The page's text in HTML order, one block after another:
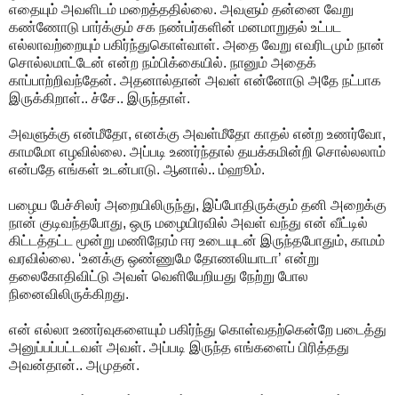
எதையும் அவளிடம் மறைத்ததில்லை. அவளும் தன்னை வேறு
கண்ணோடு பார்க்கும் சக நண்பர்களின் மனமாறுதல் உட்பட
எல்லாவற்றையும் பகிர்ந்துகொள்வாள். அதை வேறு எவரிடமும் நான்
சொல்லமாட்டேன் என்ற நம்பிக்கையில். நானும் அதைக்
காப்பாற்றிவந்தேன். அதனால்தான் அவள் என்னோடு அதே நட்பாக
இருக்கிறாள்.. ச்சே.. இருந்தாள்.
அவளுக்கு என்மீதோ, எனக்கு அவள்மீதோ காதல் என்ற உணர்வோ,
காமமோ எழவில்லை. அப்படி உணர்ந்தால் தயக்கமின்றி சொல்லலாம்
என்பதே எங்கள் உடன்பாடு. ஆனால்.. ம்ஹூம்.
பழைய பேச்சிலர் அறையிலிருந்து, இப்போதிருக்கும் தனி அறைக்கு
நான் குடிவந்தபோது, ஒரு மழையிரவில் அவள் வந்து என் வீட்டில்
கிட்டத்தட்ட மூன்று மணிநேரம் ஈர உடையுடன் இருந்தபோதும், காமம்
வரவில்லை. ‘உனக்கு ஒண்ணுமே தோணலியாடா’ என்று
தலைகோதிவிட்டு அவள் வெளியேறியது நேற்று போல
நினைவிலிருக்கிறது.
என் எல்லா உணர்வுகளையும் பகிர்ந்து கொள்வதற்கென்றே படைத்து
அனுப்பப்பட்டவள் அவள். அப்படி இருந்த எங்களைப் பிரித்தது
அவன்தான்.. அமுதன்.